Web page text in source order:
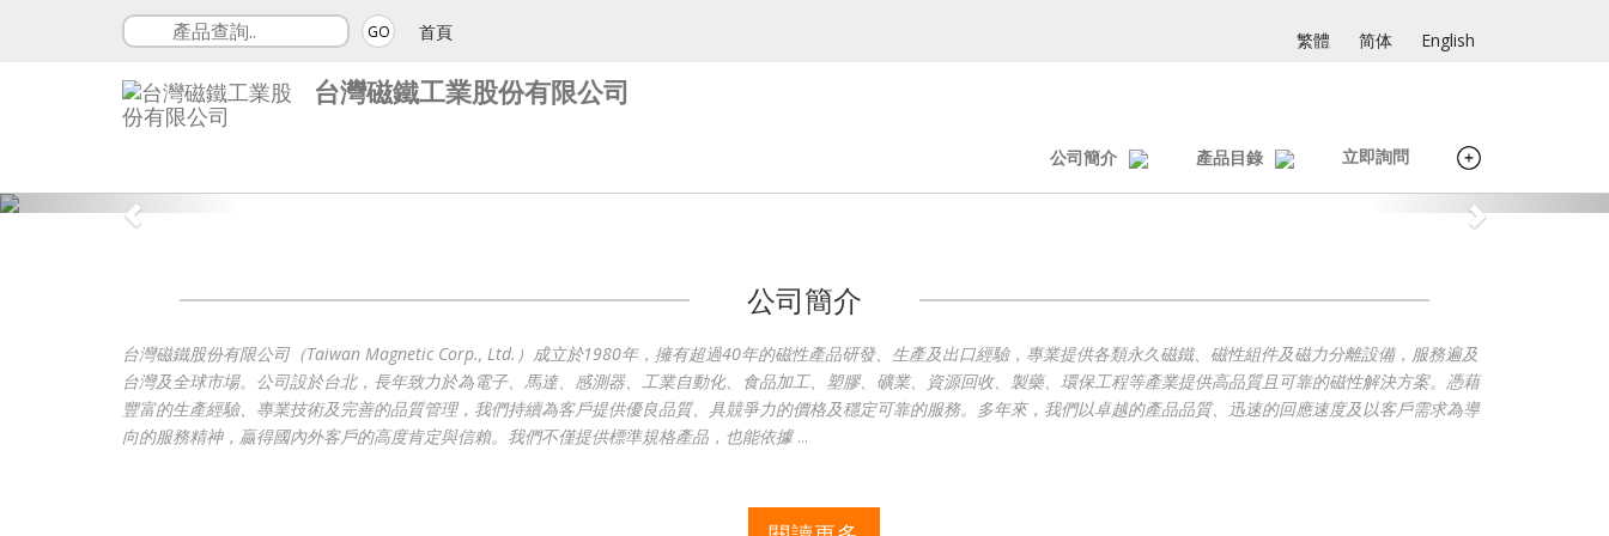
GO 首頁 繁體 简体 English
台灣磁鐵工業股份有限公司
公司簡介 產品目錄 立即詢問
公司簡介
台灣磁鐵股份有限公司（Taiwan Magnetic Corp., Ltd.）成立於1980年，擁有超過40年的磁性產品研發、生產及出口經驗，專業提供各類永久磁鐵、磁性組件及磁力分離設備，服務遍及
台灣及全球市場。公司設於台北，長年致力於為電子、馬達、感測器、工業自動化、食品加工、塑膠、礦業、資源回收、製藥、環保工程等產業提供高品質且可靠的磁性解決方案。憑藉
豐富的生產經驗、專業技術及完善的品質管理，我們持續為客戶提供優良品質、具競爭力的價格及穩定可靠的服務。多年來，我們以卓越的產品品質、迅速的回應速度及以客戶需求為導
向的服務精神，贏得國內外客戶的高度肯定與信賴。我們不僅提供標準規格產品，也能依據...